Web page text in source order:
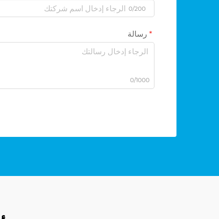
0/200
رسالة
0/1000